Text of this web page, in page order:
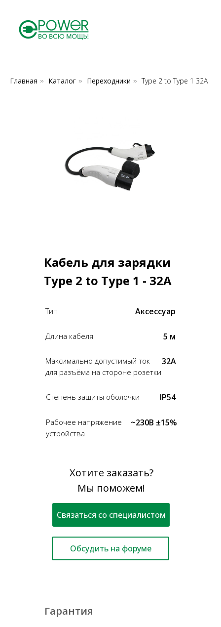
Главная » Каталог » Переходники » Type 2 to Type 1 32A
Тип
Длина кабеля
Максимально допустимый ток
для разъёма на стороне розетки
Степень защиты оболочки
Рабочее напряжение
устройства
Аксессуар
5 м
32А
IP54
~230В ±15%
Кабель для зарядки
Type 2 to Type 1 - 32A
Хотите заказать?
Мы поможем!
Связаться со специалистом
Обсудить на форуме
Гарантия